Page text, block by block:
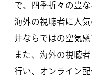
で、四季折々の豊
海外の視聴者に人気
井ならではの空気感
また、海外の視聴
行い、オンライン